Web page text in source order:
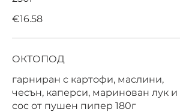
€16.58
ОКТОПОД
гарниран с картофи, маслини,
чесън, каперси, маринован лук и
сос от пушен пипер 180г